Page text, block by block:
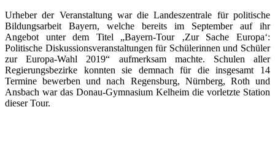
Urheber der Veranstaltung war die Landeszentrale für politische
Bildungsarbeit Bayern, welche bereits im September auf ihr
Angebot unter dem Titel „Bayern-Tour ‚Zur Sache Europa‘:
Politische Diskussionsveranstaltungen für Schülerinnen und Schüler
zur Europa-Wahl 2019“ aufmerksam machte. Schulen aller
Regierungsbezirke konnten sie demnach für die insgesamt 14
Termine bewerben und nach Regensburg, Nürnberg, Roth und
Ansbach war das Donau-Gymnasium Kelheim die vorletzte Station
dieser Tour.